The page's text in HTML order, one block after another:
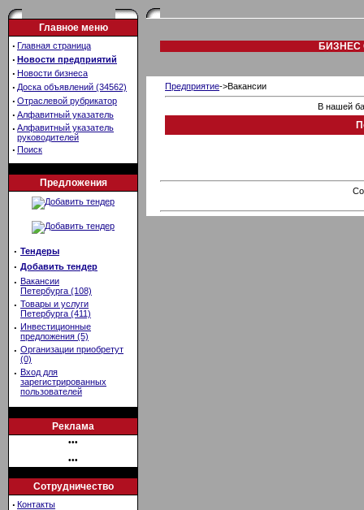
Главное меню
· Главная страница
· Новости предприятий
· Новости бизнеса
· Доска объявлений (34562)
· Отраслевой рубрикатор
· Алфавитный указатель
· Алфавитный указатель
руководителей
· Поиск
Предложения
· Тендеры
· Добавить тендер
· Вакансии
Петербурга (108)
· Товары и услуги
Петербурга (411)
· Инвестиционные
предложения (5)
· Организации приобретут
(0)
· Вход для
зарегистрированных
пользователей
Реклама
•••
•••
Сотрудничество
· Контакты
БИЗНЕС
Предприятие->Вакансии
В нашей